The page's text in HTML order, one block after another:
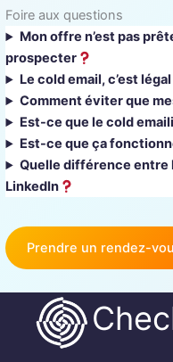
Foire aux questions
Mon offre n’est pas
prospecter
Le cold email, c’est légal
Comment éviter que
Est-ce que le cold
Est-ce que ça
Quelle différence entre
LinkedIn
Prendre un rendez-